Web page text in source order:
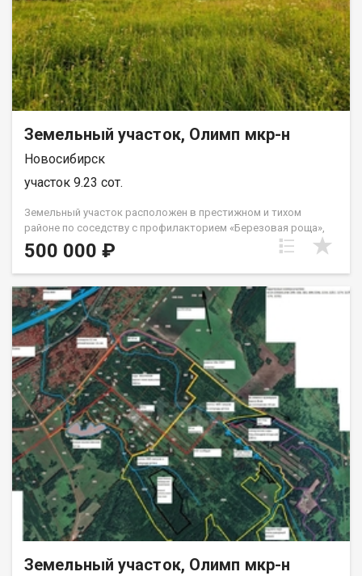
Земельный участок, Олимп мкр-н
Новосибирск
участок 9.23 сот.
Земельный участок расположен в престижном и тихом
районе по соседству с профилакторием «Березовая роща»,
вдоль центральной улицы с удобным подъездом.
Местоположение предлагает редкий баланс: вы получаете
спокойствие жилой зоны в окружении зелени, при этом в пяти
минутах езды на автомобиле находится Южный микрорайон
Искитима с развитой инфраструктурой — школами, детскими
садами, поликлиникой, торговыми центрами и объектами
бытового обслуживания. Участок идеально подходит для
капитального строительства дома для круглогодичного
проживания, благодаря центральному расположению и
отличной транспортной доступности, а также может стать
основой для комфортной загородной дачи. Покупателям
доступна возможность приобретения в ипотеку по
привлекательной ставке от 6% годовых. Сделка
обеспечивается полным юридическим сопровождением и
гарантийным сертификатом, что гарантирует безопасность и
прозрачность приобретения. Это рациональное вложение в
недвижимость с четкими перспективами и высокой
повседневной удобностью. Код пользователя: 151411 Номер
в базе: 10698239
500 000 ₽
Земельный участок, Олимп мкр-н